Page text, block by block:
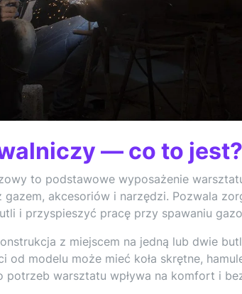
— co to jest?
to podstawowe wyposażenie
gazem, akcesoriów i narzędzi. Pozwala
i przyspieszyć pracę przy spawaniu
z miejscem na jedną lub dwie
od modelu może mieć koła skrętne,
potrzeb warsztatu wpływa na komfort i